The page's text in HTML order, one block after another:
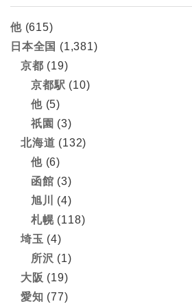
他(615)
日本全国 (1,381)
京都 (19)
京都駅 (10)
他(5)
祇園 (3)
北海道 (132)
他(6)
函館 (3)
旭川
(4)
札幌(118)
埼玉 (4)
所沢 (1)
大阪 (19)
愛知 (77)